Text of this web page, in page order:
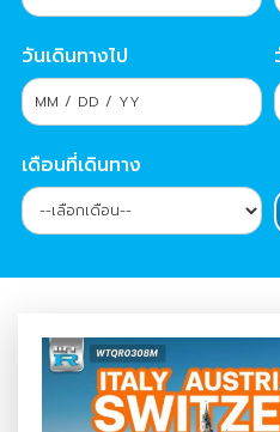
วันเดินทางไป
เดือนที่เดินทาง